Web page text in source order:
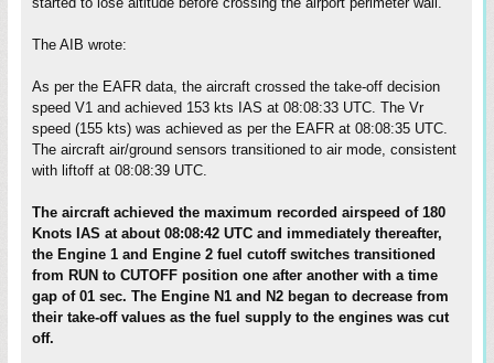
The AIB wrote:
As per the EAFR data, the aircraft crossed the take-off decision
speed V1 and achieved 153 kts IAS at 08:08:33 UTC. The Vr
speed (155 kts) was achieved as per the EAFR at 08:08:35 UTC.
The aircraft air/ground sensors transitioned to air mode, consistent
with liftoff at 08:08:39 UTC.
The aircraft achieved the maximum recorded airspeed of 180
Knots IAS at about 08:08:42 UTC and immediately thereafter,
the Engine 1 and Engine 2 fuel cutoff switches transitioned
from RUN to CUTOFF position one after another with a time
gap of 01 sec. The Engine N1 and N2 began to decrease from
their take-off values as the fuel supply to the engines was cut
off.